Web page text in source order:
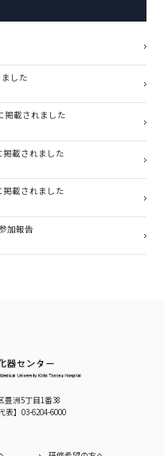
した
掲載されました
載されました
載されました
加報告
洲5丁目1番38
】 03-6204-6000